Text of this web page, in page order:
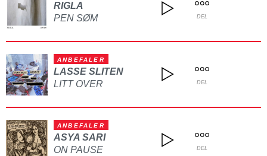
RIGLA
PEN SØM
DEL
ANBEFALER
LASSE SLITEN
LITT OVER
DEL
ANBEFALER
ASYA SARI
ON PAUSE
DEL